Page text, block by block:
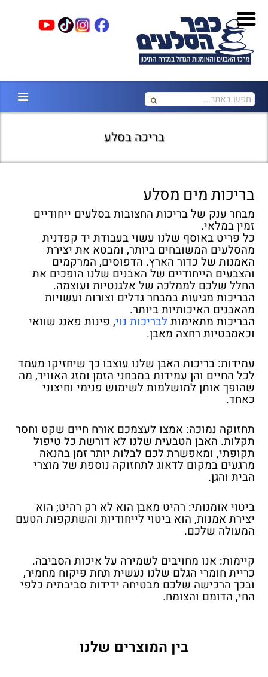
בריכה בסלע
בריכות מים מסלע
מבחר ענק של בריכות החצובות בסלעים ייחודיים
זמין במלאי.
כל פריט באוסף שלנו עשוי בעבודת יד קפדנית
מהסלעים המשובחים ביותר, ומבטא את יצירת
האמנות של כדור הארץ. הדפוסים, המרקמים
והצבעים הייחודיים של האבנים שלנו הופכים את
החלל שלכם לממלכה של אלגנטיות ועוצמה.
הבריכות מגיעות במבחר גדלים וצורות ועשויות
מהאבנים האיכותיות ביותר.
הבריכות מתאימות לבריכות נוי, פינות פאנג שוואי
וכאמבטיות רחצה מאבן.
עמידות: בריכות האבן שלנו עוצבו כך שיחזיקו מעמד
לכל החיים והן עמידות במבחני הזמן ומזג האוויר, מה
שהופך אותן למושלמות לשימוש פנימי וחיצוני
כאחד.
תחזוקה נמוכה: אמצו לעצמכם אורח חיים שקט וחסר
תקלות. האבן הטבעית שלנו לא דורשת כל טיפול
תקופתי, ומאפשרת לכם לבלות יותר זמן בהנאה
מרגעים במקום לדאוג לתחזוקה נוספת של מוצרי
הבית והגן.
ביטוי אומנותי: רהיט מאבן הוא לא רק רהיט; הוא
יצירת אמנות, הוא ביטוי לייחודיות והשתקפות הטעם
המעולה שלכם.
קיימות: אנו מחויבים לשמירה על איכות הסביבה.
כריית חומרי הגלם שלנו נעשית תחת פיקוח מחמיר,
ובכך הרכישה שלכם מבטיחה ידידות סביבתית כלפי
החי, הדומם והצומח.
בין המוצרים שלנו